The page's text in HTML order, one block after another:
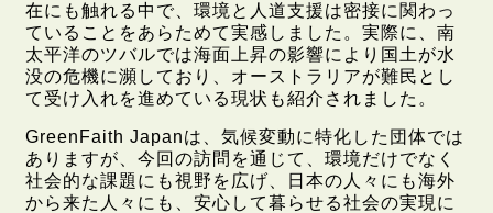
在にも触れる中で、環境と人道支援は密接に関わっ
ていることをあらためて実感しました。実際に、南
太平洋のツバルでは海面上昇の影響により国土が水
没の危機に瀕しており、オーストラリアが難民とし
て受け入れを進めている現状も紹介されました。
GreenFaith Japanは、気候変動に特化した団体では
ありますが、今回の訪問を通じて、環境だけでなく
社会的な課題にも視野を広げ、日本の人々にも海外
から来た人々にも、安心して暮らせる社会の実現に